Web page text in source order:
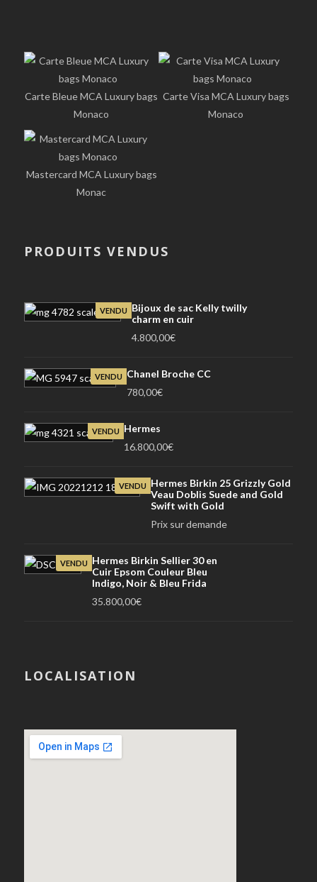
Carte Bleue MCA Luxury bags
Monaco
Carte Visa MCA Luxury bags
Monaco
Mastercard MCA Luxury bags
Monac
PRODUITS VENDUS
VENDU
Bijoux de sac Kelly twilly
charm en cuir
4.800,00€
VENDU
Chanel Broche CC
780,00€
VENDU
Hermes
16.800,00€
VENDU
Hermes Birkin 25 Grizzly Gold
Veau Doblis Suede and Gold
Swift with Gold
Prix sur demande
VENDU
Hermes Birkin Sellier 30 en
Cuir Epsom Couleur Bleu
Indigo, Noir & Bleu Frida
35.800,00€
LOCALISATION